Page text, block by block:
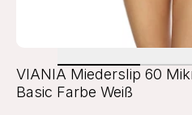
VIANIA Miederslip 60
Basic Farbe Weiß